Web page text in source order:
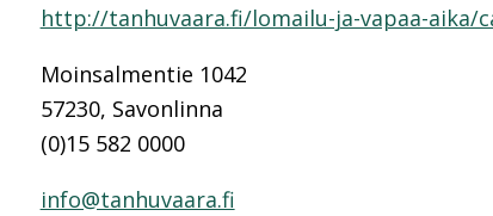
http://tanhuvaara.fi/lomailu-ja-vapaa-aika/
Moinsalmentie 1042
57230, Savonlinna
(0)15 582 0000
info@tanhuvaara.fi